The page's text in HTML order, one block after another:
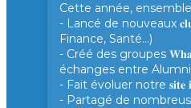
Cette année,
- Lancé de nouveaux
Finance, Santé...)
- Créé des groupes
échanges entre Alumni
- Fait évoluer notre 𝐬𝐢𝐭𝐞
- Partagé de